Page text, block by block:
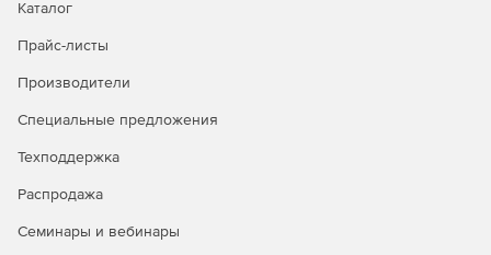
Каталог
Прайс-листы
Производители
Специальные предложения
Техподдержка
Распродажа
Семинары и вебинары